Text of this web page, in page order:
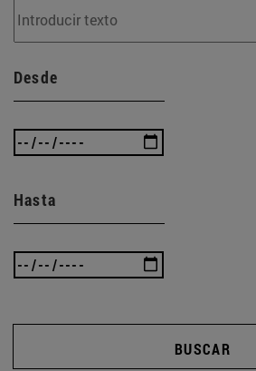
Desde
Hasta
BUSCAR